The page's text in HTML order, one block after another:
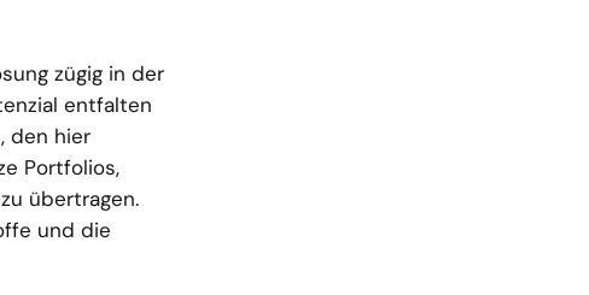
zügig in der
entfalten
den hier
Portfolios,
übertragen.
und die